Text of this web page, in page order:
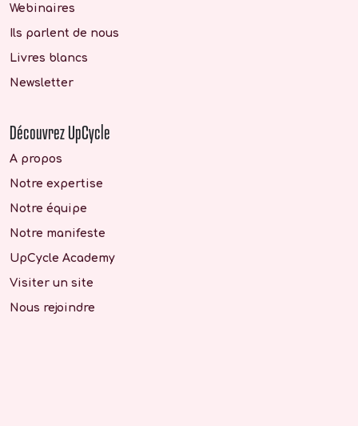
Webinaires
Ils parlent de nous
Livres blancs
Newsletter
Découvrez UpCycle
A propos
Notre expertise
Notre équipe
Notre manifeste
UpCycle Academy
Visiter un site
Nous rejoindre